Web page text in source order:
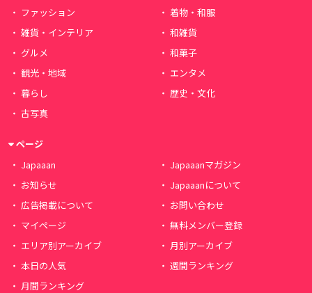
ファッション
着物・和服
雑貨・インテリア
和雑貨
グルメ
和菓子
観光・地域
エンタメ
暮らし
歴史・文化
古写真
ページ
Japaaan
Japaaanマガジン
お知らせ
Japaaanについて
広告掲載について
お問い合わせ
マイページ
無料メンバー登録
エリア別アーカイブ
月別アーカイブ
本日の人気
週間ランキング
月間ランキング